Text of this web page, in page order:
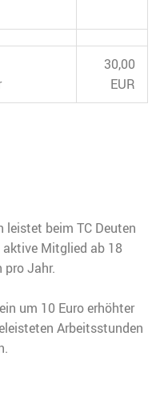
30,00
EUR
beim TC Deuten
aktive Mitglied ab 18
Jahr.
um 10 Euro erhöhter
Arbeitsstunden